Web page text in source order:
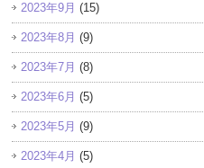
2023年9月 (15)
2023年8月 (9)
2023年7月 (8)
2023年6月 (5)
2023年5月 (9)
2023年4月 (5)